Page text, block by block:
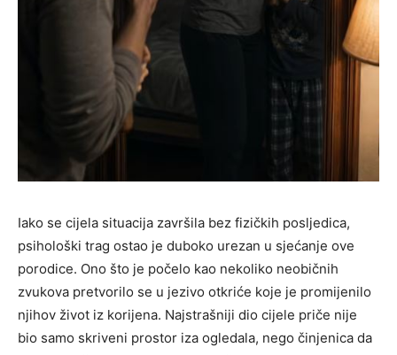
Iako se cijela situacija završila bez fizičkih posljedica,
psihološki trag ostao je duboko urezan u sjećanje ove
porodice. Ono što je počelo kao nekoliko neobičnih
zvukova pretvorilo se u jezivo otkriće koje je promijenilo
njihov život iz korijena. Najstrašniji dio cijele priče nije
bio samo skriveni prostor iza ogledala, nego činjenica da